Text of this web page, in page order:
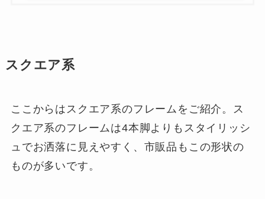
スクエア系
ここからはスクエア系のフレームをご紹介。ス
クエア系のフレームは4本脚よりもスタイリッシ
ュでお洒落に見えやすく、市販品もこの形状の
ものが多いです。